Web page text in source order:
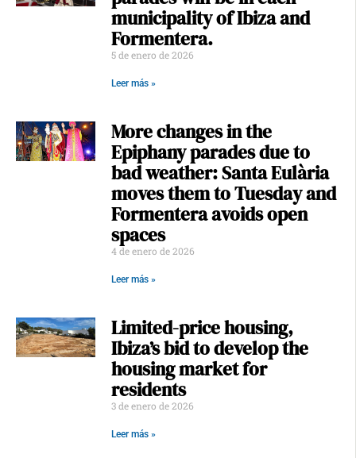
municipality of Ibiza and
Formentera.
5 de enero de 2026
Leer más »
More changes in the
Epiphany parades due to
bad weather: Santa Eulària
moves them to Tuesday and
Formentera avoids open
spaces
4 de enero de 2026
Leer más »
Limited-price housing,
Ibiza’s bid to develop the
housing market for
residents
3 de enero de 2026
Leer más »